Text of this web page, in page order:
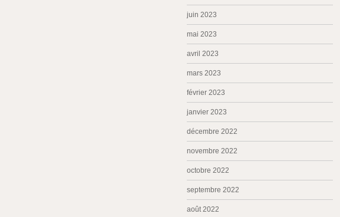
juin 2023
mai 2023
avril 2023
mars 2023
février 2023
janvier 2023
décembre 2022
novembre 2022
octobre 2022
septembre 2022
août 2022